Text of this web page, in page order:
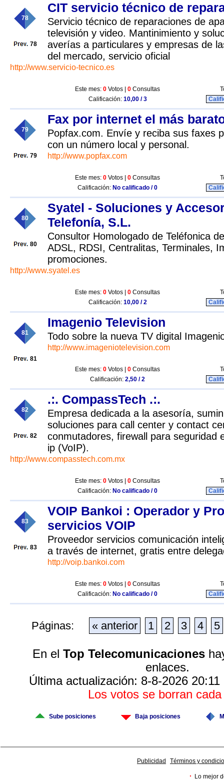
78
78
CIT servicio técnico de
Servicio técnico de reparaciones de
televisión y video. Mantinimiento y
averías a particulares y empresas de
del mercado, servicio oficial
http://www.servicio-tecnico.es
Este mes: 0 Votos | 0 Consultas
Calificación: 10,00 / 3
79
79
Fax por internet el más
Popfax.com. Envíe y reciba sus faxes
con un número local y personal.
http://www.popfax.com
Este mes: 0 Votos | 0 Consultas
Calificación: No calificado / 0
80
80
Syatel - Soluciones y
Telefonía, S.L.
Consultor Homologado de Teléfonica
ADSL, RDSI, Centralitas, Terminales,
promociones.
http://www.syatel.es
Este mes: 0 Votos | 0 Consultas
Calificación: 10,00 / 2
81
81
Imagenio Television
Todo sobre la nueva TV digital
http://www.imageniotelevision.com
Este mes: 0 Votos | 0 Consultas
Calificación: 2,50 / 2
82
82
.:. CompassTech .:.
Empresa dedicada a la asesoría,
soluciones para call center y contact
conmutadores, firewall para seguridad
ip (VoIP).
http://www.compasstech.com.mx
Este mes: 0 Votos | 0 Consultas
Calificación: No calificado / 0
83
83
VOIP Bankoi : Operador y
servicios VOIP
Proveedor servicios comunicación
a través de internet, gratis entre
http://voip.bankoi.com
Este mes: 0 Votos | 0 Consultas
Calificación: No calificado / 0
Páginas: « anterior 1 2 3 4 5
En el Top Telecomunicaciones
enlaces.
Última actualización: 8-8-2026
Los votos se borran
Sube posiciones Baja posiciones
Publicidad Términos y
· Lo mejor